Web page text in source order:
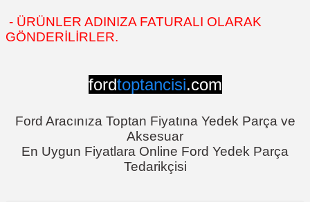
- ÜRÜNLER ADINIZA FATURALI OLARAK
GÖNDERİLİRLER.
fordtoptancisi.com
Ford Aracınıza Toptan Fiyatına Yedek Parça ve
Aksesuar
En Uygun Fiyatlara Online Ford Yedek Parça
Tedarikçisi